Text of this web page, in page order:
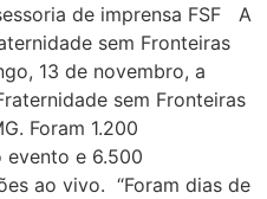
de imprensa FSF A
sem Fronteiras
13 de novembro, a
sem Fronteiras
Foram 1.200
evento e 6.500
ao vivo. “Foram dias de